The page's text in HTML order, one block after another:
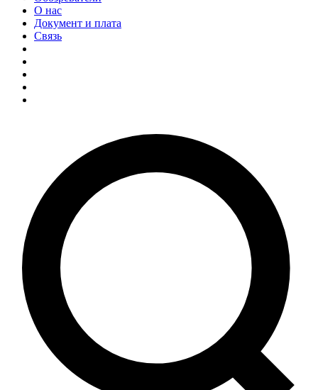
О нас
Документ и плата
Связь